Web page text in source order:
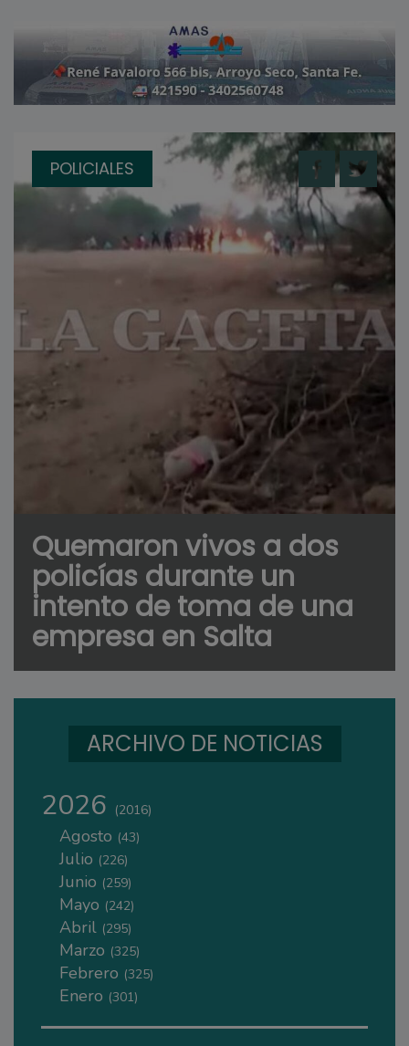
POLICIALES
Quemaron vivos a dos
policías durante un
intento de toma de una
empresa en Salta
ARCHIVO DE NOTICIAS
2026 (2016)
Agosto (43)
Julio (226)
Junio (259)
Mayo (242)
Abril (295)
Marzo (325)
Febrero (325)
Enero (301)